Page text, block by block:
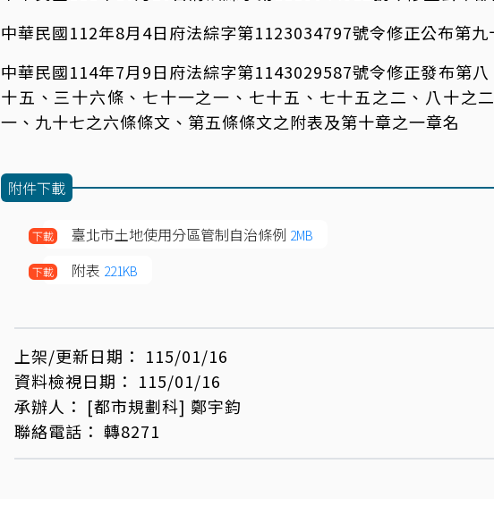
中華民國112年8月4日府法綜字第1123034797號令修正公布第九
中華民國114年7月9日府法綜字第1143029587號令修正發布第
十五、三十六條、七十一之一、七十五、七十五之二、八十之
一、九十七之六條條文、第五條條文之附表及第十章之一章名
附件下載
下載 臺北市土地使用分區管制自治條例 2MB
下載 附表 221KB
上架/更新日期： 115/01/16
資料檢視日期： 115/01/16
承辦人： [都市規劃科] 鄭宇鈞
聯絡電話： 轉8271